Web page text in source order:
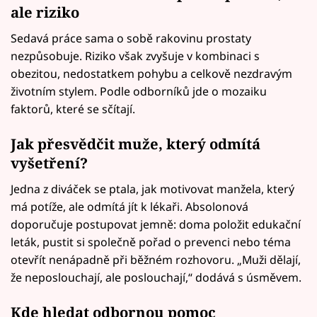
ale riziko
Sedavá práce sama o sobě rakovinu prostaty
nezpůsobuje. Riziko však zvyšuje v kombinaci s
obezitou, nedostatkem pohybu a celkově nezdravým
životním stylem. Podle odborníků jde o mozaiku
faktorů, které se sčítají.
Jak přesvědčit muže, který odmítá
vyšetření?
Jedna z diváček se ptala, jak motivovat manžela, který
má potíže, ale odmítá jít k lékaři. Absolonová
doporučuje postupovat jemně: doma položit edukační
leták, pustit si společně pořad o prevenci nebo téma
otevřít nenápadně při běžném rozhovoru. „Muži dělají,
že neposlouchají, ale poslouchají,“ dodává s úsměvem.
Kde hledat odbornou pomoc